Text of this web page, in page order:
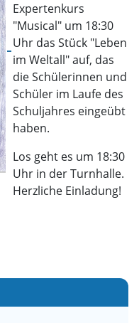
Expertenkurs
"Musical" um 18:30
Uhr das Stück "Leben
im Weltall" auf, das
die Schülerinnen und
Schüler im Laufe des
Schuljahres eingeübt
haben.
Los geht es um 18:30
Uhr in der Turnhalle.
Herzliche Einladung!